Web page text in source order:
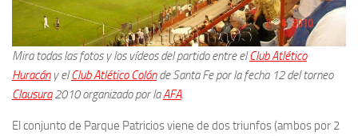
Mira todas las fotos y los vídeos del partido entre elClub Atlético
Huracány elClub Atlético Colónde Santa Fe por la fecha 12 del torneo
Clausura2010 organizado por laAFA
El conjunto de Parque Patricios viene de dos triunfos (ambos por 2